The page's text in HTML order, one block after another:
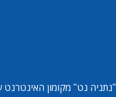
"נתניה נט" מקומון